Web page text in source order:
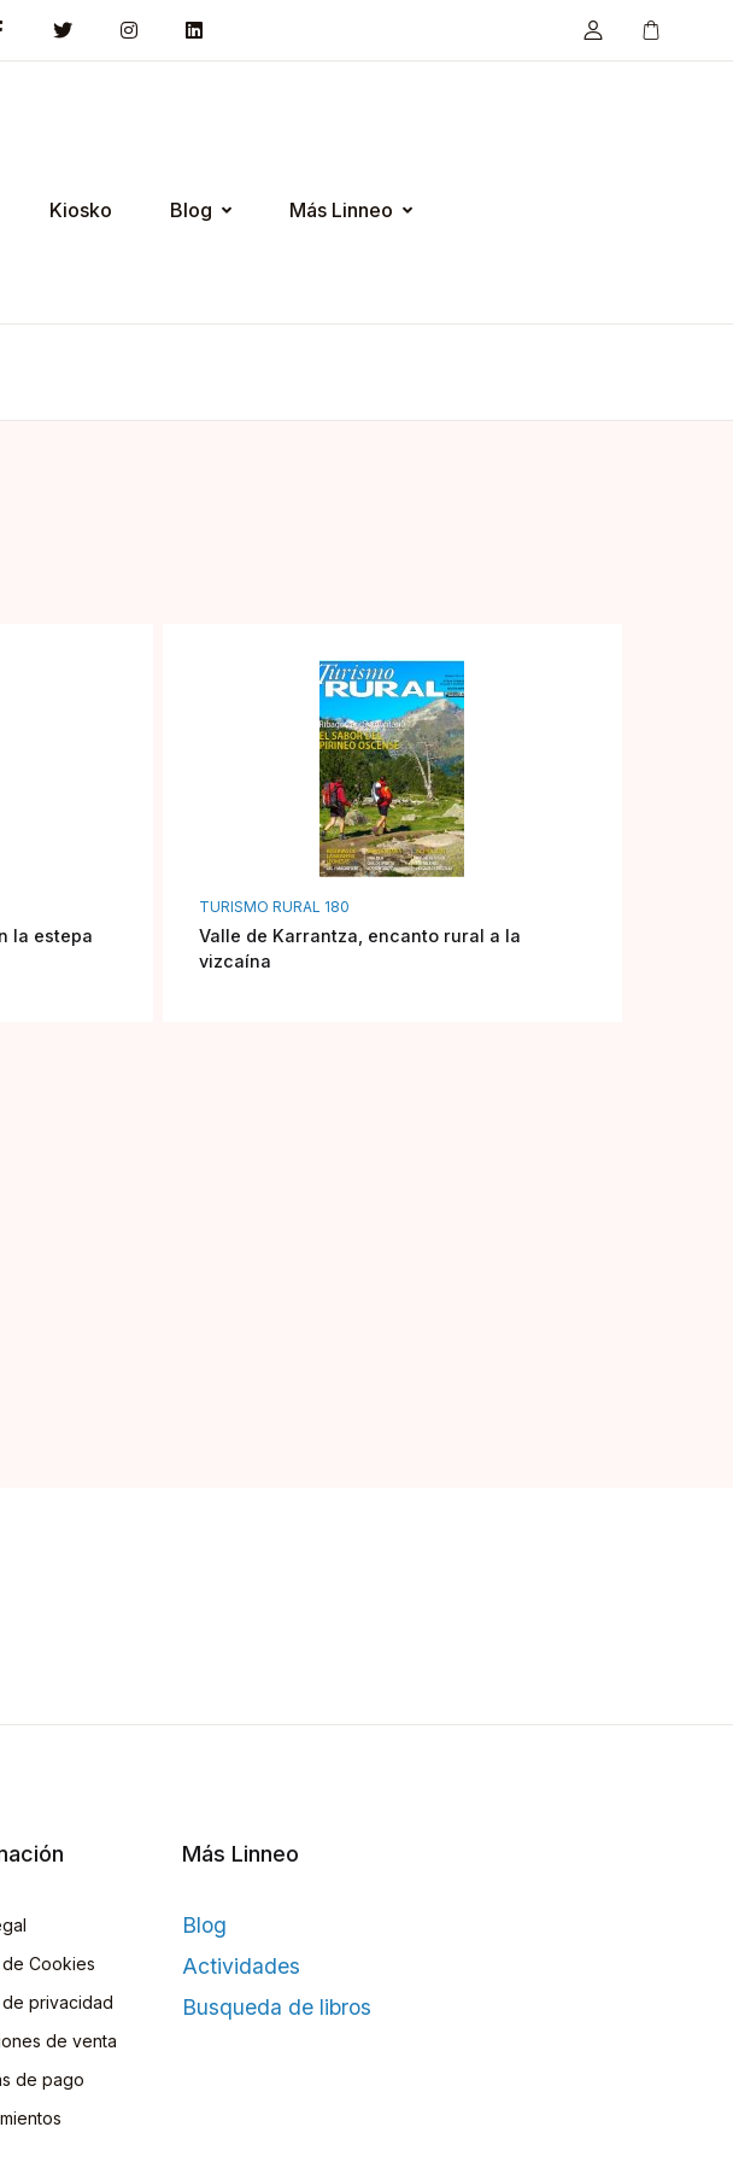
Kiosko Blog Más Linneo
la estepa
TURISMO RURAL 180
Valle de Karrantza, encanto rural a la
vizcaína
Cookies
privacidad
de venta
de pago
Más Linneo
Blog
Actividades
Busqueda de libros